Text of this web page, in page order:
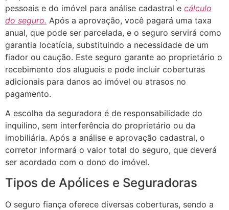
pessoais e do imóvel para análise cadastral e cálculo
do seguro. Após a aprovação, você pagará uma taxa
anual, que pode ser parcelada, e o seguro servirá como
garantia locatícia, substituindo a necessidade de um
fiador ou caução. Este seguro garante ao proprietário o
recebimento dos alugueis e pode incluir coberturas
adicionais para danos ao imóvel ou atrasos no
pagamento.
A escolha da seguradora é de responsabilidade do
inquilino, sem interferência do proprietário ou da
imobiliária. Após a análise e aprovação cadastral, o
corretor informará o valor total do seguro, que deverá
ser acordado com o dono do imóvel.
Tipos de Apólices e Seguradoras
O seguro fiança oferece diversas coberturas, sendo a